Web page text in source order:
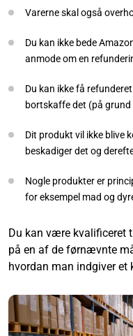
Varerne skal også
Du kan ikke bede
anmode om en
Du kan ikke få
bortskaffe det (på
Dit produkt vil ikke blive
beskadiger det og
Nogle produkter er
for eksempel mad og
Du kan være kvalificeret
på en af de førnævnte
hvordan man indgiver et